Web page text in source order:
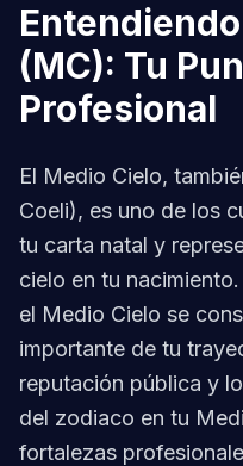
(MC): Tu
Profesional
El Medio Cielo,
Coeli), es uno de los
tu carta natal y
cielo en tu
el Medio Cielo se
importante de tu
reputación pública y
del zodiaco en tu
fortalezas